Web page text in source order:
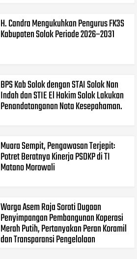
H. Candra Mengukuhkan Pengurus FK3S
Kabupaten Solok Periode 2026–2031
BPS Kab Solok dengan STAI Solok Nan
Indah dan STIE El Hakim Solok Lakukan
Penandatanganan Nota Kesepahaman.
Muara Sempit, Pengawasan Terjepit:
Potret Beratnya Kinerja PSDKP di TI
Matano Morowali
Warga Asem Raja Soroti Dugaan
Penyimpangan Pembangunan Koperasi
Merah Putih, Pertanyakan Peran Koramil
dan Transparansi Pengelolaan